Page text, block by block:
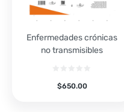
Enfermedades crónicas
no transmisibles
$650.00